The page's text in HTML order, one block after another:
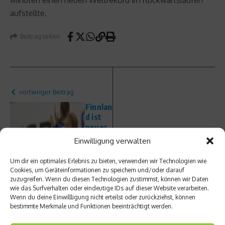
Einwilligung verwalten
Um dir ein optimales Erlebnis zu bieten, verwenden wir Technologien wie
Cookies, um Geräteinformationen zu speichern und/oder darauf
zuzugreifen. Wenn du diesen Technologien zustimmst, können wir Daten
wie das Surfverhalten oder eindeutige IDs auf dieser Website verarbeiten.
Wenn du deine Einwillligung nicht erteilst oder zurückziehst, können
bestimmte Merkmale und Funktionen beeinträchtigt werden.
aufstellte.
Beitrag teilen
vorheriger Beitrag
Finnlan
d ist
neuer
Eishoc
key-
Weltm
eister
–
Schwe
den
Zweite
Rückbli
die
Bunde
sliga-
Saison
2010/11